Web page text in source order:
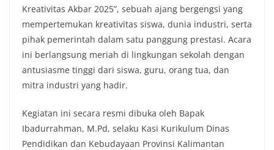
Kreativitas Akbar 2025”, sebuah ajang bergengsi yang
mempertemukan kreativitas siswa, dunia industri, serta
pihak pemerintah dalam satu panggung prestasi. Acara
ini berlangsung meriah di lingkungan sekolah dengan
antusiasme tinggi dari siswa, guru, orang tua, dan
mitra industri yang hadir.
Kegiatan ini secara resmi dibuka oleh Bapak
Ibadurrahman, M.Pd, selaku Kasi Kurikulum Dinas
Pendidikan dan Kebudayaan Provinsi Kalimantan